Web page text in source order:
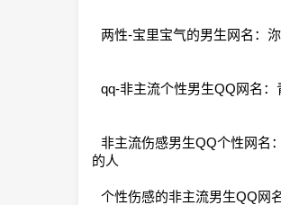
两性-宝里宝气的男生网名：
qq-非主流个性男生QQ网名：
非主流伤感男生QQ个性网名
的人
个性伤感的非主流男生QQ网